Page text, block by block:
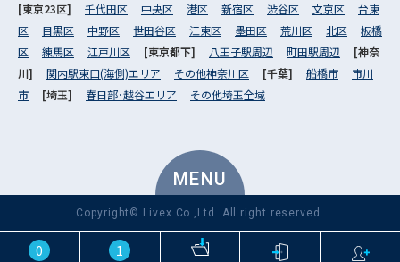
0 1
MENU
[東京23区] 千代田区 中央区 港区 新宿区 渋谷区 文京区
台東
区
目黒区 中野区 世田谷区 江東区 墨田区 荒川区 北区
板橋
区
練馬区 江戸川区 [東京都下] 八王子駅周辺 町田駅周辺
[神奈
川] 関内駅東口(海側)エリア その他神奈川区 [千葉] 船橋市
市川
市
[埼玉] 春日部･越谷エリア その他埼玉全域
Copyright© Livex Co.,Ltd. All right reserved.